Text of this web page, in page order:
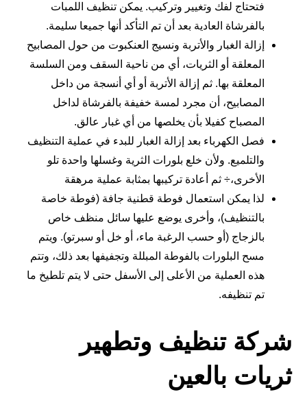
فتحتاج لفك وتغيير وتركيب. يمكن تنظيف اللمبات
بالفرشاة العادية بعد أن تم التأكد أنها جميعا سليمة.
إزالة الغبار والأتربة ونسيج العنكبوت من حول المصابيح
المعلقة أو الثريات، أي من ناحية السقف ومن السلسة
المعلقة بها. ثم إزالة الأتربة أو أي أنسجة من داخل
المصابيح، أن مجرد لمسة خفيفة بالفرشاة لداخل
المصباح كفيلا بأن يخلصها من أي غبار عالق.
فصل الكهرباء بعد إزالة الغبار للبدء في عملية التنظيف
والتلميع. ولأن خلع بلورات الثرية وغسلها واحدة تلو
الأخرى،÷ ثم أعادة تركيبها بمثابة عملية مرهقة
لذا يمكن استعمال فوطة قطنية جافة (فوطة خاصة
بالتنظيف)، وأخرى يوضع عليها سائل منظف خاص
بالزجاج (أو حسب الرغبة ماء، أو خل أو سبرتو). ويتم
مسح البلورات بالفوطة المبللة وتجفيفها بعد ذلك، وتتم
هذه العملية من الأعلى إلى الأسفل حتى لا يتم تلطيخ ما
تم تنظيفه.
شركة تنظيف وتطهير
ثريات بالعين